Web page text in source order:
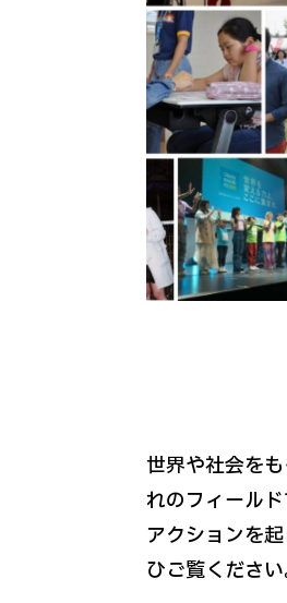
世界や社会を
れのフィールド
アクションを
ひご覧ください